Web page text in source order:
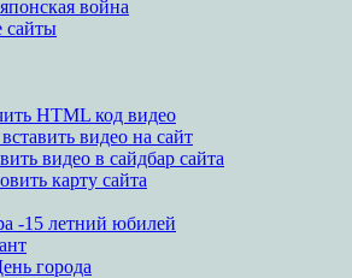
война
сайты
HTML код видео
видео на сайт
видео в сайдбар сайта
карту сайта
-15 летний юбилей
города